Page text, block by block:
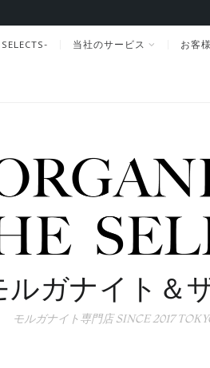
当社のサービス お客
ガナイト＆
モルガナイト専門店 SINCE 2017